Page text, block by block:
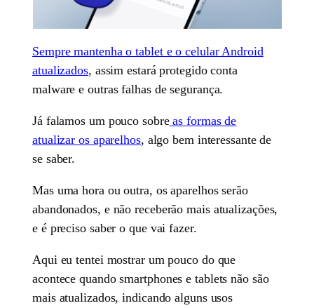
Sempre mantenha o tablet e o celular Android
atualizados, assim estará protegido conta
malware e outras falhas de segurança.
Já falamos um pouco sobreas formas de
atualizar os aparelhos, algo bem interessante de
se saber.
Mas uma hora ou outra, os aparelhos serão
abandonados, e não receberão mais atualizações,
e é preciso saber o que vai fazer.
Aqui eu tentei mostrar um pouco do que
acontece quando smartphones e tablets não são
mais atualizados, indicando alguns usos